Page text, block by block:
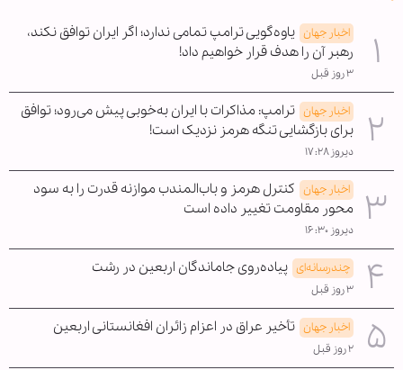
اخبار جهان یاوه‌گویی ترامپ تمامی ندارد؛ اگر ایران توافق نکند،
رهبر آن را هدف قرار خواهیم داد!
۳ روز قبل
اخبار جهان ترامپ: مذاکرات با ایران به‌خوبی پیش می‌رود؛ توافق
برای بازگشایی تنگه هرمز نزدیک است!
دیروز ۱۷:۲۸
اخبار جهان کنترل هرمز و باب‌المندب موازنه قدرت را به سود
محور مقاومت تغییر داده است
دیروز ۱۶:۳۰
چندرسانه‌ای پیاده‌روی جاماندگان اربعین در رشت
۳ روز قبل
اخبار جهان تأخیر عراق در اعزام زائران افغانستانی اربعین
۲ روز قبل